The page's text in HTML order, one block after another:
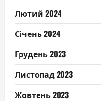
Лютий 2024
Січень 2024
Грудень 2023
Листопад 2023
Жовтень 2023